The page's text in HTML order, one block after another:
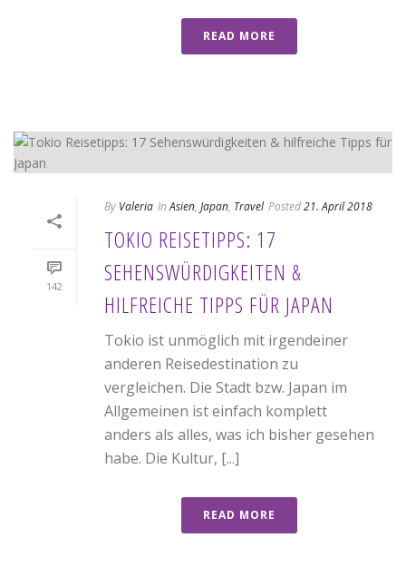
READ MORE
142
By Valeria In Asien, Japan, Travel Posted21. April 2018
TOKIO REISETIPPS: 17
SEHENSWÜRDIGKEITEN &
HILFREICHE TIPPS FÜR JAPAN
Tokio ist unmöglich mit irgendeiner
anderen Reisedestination zu
vergleichen. Die Stadt bzw. Japan im
Allgemeinen ist einfach komplett
anders als alles, was ich bisher gesehen
habe. Die Kultur, [...]
READ MORE